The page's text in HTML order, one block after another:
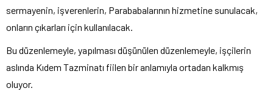
sermayenin, işverenlerin, Parababalarının hizmetine sunulacak,
onların çıkarları için kullanılacak.
Bu düzenlemeyle, yapılması düşünülen düzenlemeyle, işçilerin
aslında Kıdem Tazminatı fiilen bir anlamıyla ortadan kalkmış
oluyor.